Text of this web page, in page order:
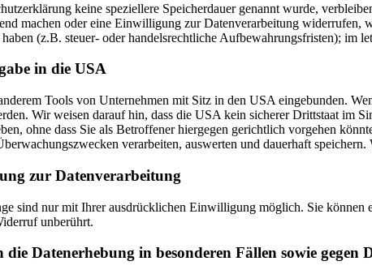
keine speziellere Speicherdauer genannt wurde,
machen oder eine Einwilligung zur Datenverarbeitung
(z.B. steuer- oder handelsrechtliche Aufbewahrungsfristen); im
in die USA
Tools von Unternehmen mit Sitz in den USA eingebunden.
Wir weisen darauf hin, dass die USA kein sicherer Drittstaat im
ohne dass Sie als Betroffener hiergegen gerichtlich vorgehen
verarbeiten, auswerten und dauerhaft
zur Datenverarbeitung
sind nur mit Ihrer ausdrücklichen Einwilligung möglich. Sie
unberührt.
die Datenerhebung in besonderen Fällen sowie